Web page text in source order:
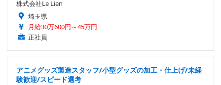
株式会社Le Lien
埼玉県
月給30万600円～45万円
正社員
アニメグッズ製造スタッフ/小型グッズの加工・仕上げ/未経
験歓迎/スピード選考